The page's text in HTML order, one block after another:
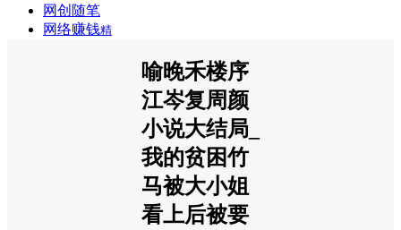
网创随笔
网络赚钱精
喻晚禾楼序
江岑复周颜
小说大结局_
我的贫困竹
马被大小姐
看上后被要